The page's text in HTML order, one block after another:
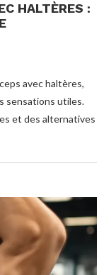
HALTÈRES :
avec haltères,
sensations utiles.
et des alternatives